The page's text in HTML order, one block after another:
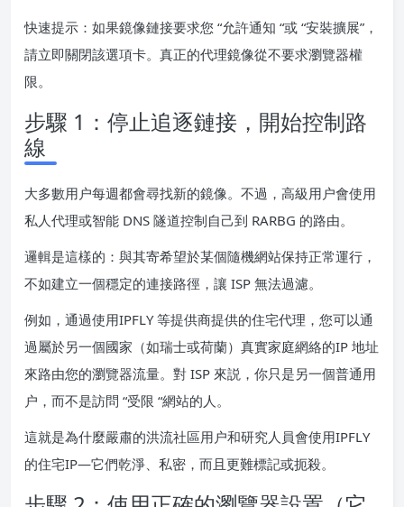
快速提示：如果鏡像鏈接要求您 “允許通知 “或 “安裝擴展”，
請立即關閉該選項卡。真正的代理鏡像從不要求瀏覽器權
限。
步驟 1：停止追逐鏈接，開始控制路
線
大多數用户每週都會尋找新的鏡像。不過，高級用户會使用
私人代理或智能 DNS 隧道控制自己到 RARBG 的路由。
邏輯是這樣的：與其寄希望於某個隨機網站保持正常運行，
不如建立一個穩定的連接路徑，讓 ISP 無法過濾。
例如，通過使用IPFLY 等提供商提供的住宅代理，您可以通
過屬於另一個國家（如瑞士或荷蘭）真實家庭網絡的IP 地址
來路由您的瀏覽器流量。對 ISP 來説，你只是另一個普通用
户，而不是訪問 “受限 “網站的人。
這就是為什麼嚴肅的洪流社區用户和研究人員會使用IPFLY
的住宅IP—它們乾淨、私密，而且更難標記或扼殺。